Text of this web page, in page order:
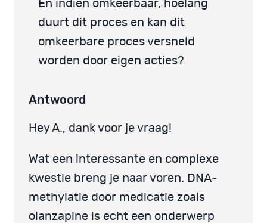
En indien omkeerbaar, hoelang
duurt dit proces en kan dit
omkeerbare proces versneld
worden door eigen acties?
Antwoord
Hey A., dank voor je vraag!
Wat een interessante en complexe
kwestie breng je naar voren. DNA-
methylatie door medicatie zoals
olanzapine is echt een onderwerp